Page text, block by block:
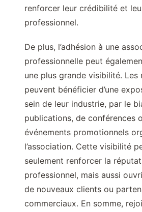
renforcer leur crédibilité et
professionnel.
De plus, l’adhésion à une
professionnelle peut
une plus grande visibilité. Les
peuvent bénéficier d’une
sein de leur industrie, par le
publications, de conférences
événements promotionnels
l’association. Cette visibilité
seulement renforcer la
professionnel, mais aussi
de nouveaux clients ou
commerciaux. En somme,